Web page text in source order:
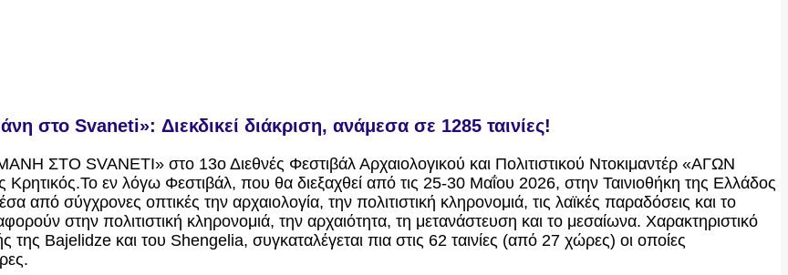
στο Svaneti»: Διεκδικεί διάκριση, ανάμεσα σε 1285 ταινίες!
ΣΤΟ SVANETI» στο 13ο Διεθνές Φεστιβάλ Αρχαιολογικού και Πολιτιστικού Ντοκιμαντέρ «ΑΓΩΝ
εν λόγω Φεστιβάλ, που θα διεξαχθεί από τις 25-30 Μαΐου 2026, στην Ταινιοθήκη της Ελλάδος
από σύγχρονες οπτικές την αρχαιολογία, την πολιτιστική κληρονομιά, τις λαϊκές παραδόσεις και το
στην πολιτιστική κληρονομιά, την αρχαιότητα, τη μετανάστευση και το μεσαίωνα. Χαρακτηριστικό
Bajelidze και του Shengelia, συγκαταλέγεται πια στις 62 ταινίες (από 27 χώρες) οι οποίες